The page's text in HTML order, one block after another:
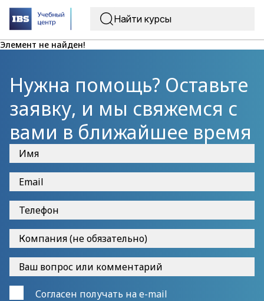
Элемент не найден!
Нужна помощь? Оставьте
заявку, и мы свяжемся с
вами в ближайшее время
Согласен получать на e-mail